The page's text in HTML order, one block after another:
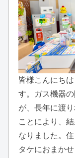
皆様こんにち
す。ガス機器
が、長年に渡
ことにより、
なりました。
タケにおまかせ